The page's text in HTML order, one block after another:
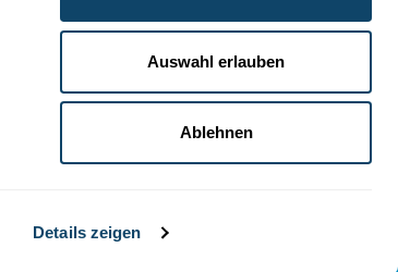
Details zeigen
Auswahl erlauben
Ablehnen
NUTZUNGSBEDINGUNGEN
DATENSCHUTZLINIEN
COOKIE RICHTLINIEN